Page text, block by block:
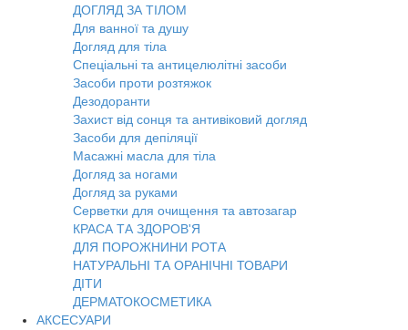
ДОГЛЯД ЗА ТІЛОМ
Для ванної та душу
Догляд для тіла
Спеціальні та антицелюлітні засоби
Засоби проти розтяжок
Дезодоранти
Захист від сонця та антивіковий догляд
Засоби для депіляції
Масажні масла для тіла
Догляд за ногами
Догляд за руками
Серветки для очищення та автозагар
КРАСА ТА ЗДОРОВ'Я
ДЛЯ ПОРОЖНИНИ РОТА
НАТУРАЛЬНІ ТА ОРАНІЧНІ ТОВАРИ
ДІТИ
ДЕРМАТОКОСМЕТИКА
АКСЕСУАРИ